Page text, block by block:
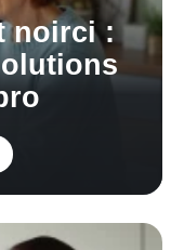
noirci :